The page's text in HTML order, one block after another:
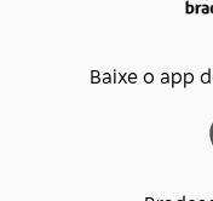
Baixe o app